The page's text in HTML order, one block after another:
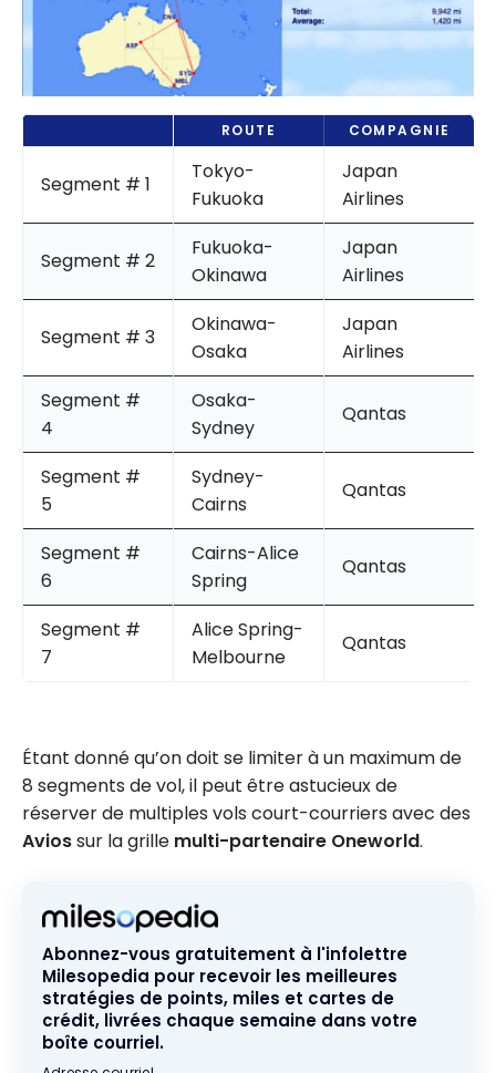
ROUTE COMPAGNIE
Segment # 1
Tokyo-
Fukuoka
Japan
Airlines
Segment # 2
Fukuoka-
Okinawa
Japan
Airlines
Segment # 3
Okinawa-
Osaka
Japan
Airlines
Segment #
4
Osaka-
Sydney
Qantas
Segment #
5
Sydney-
Cairns
Qantas
Segment #
6
Cairns-Alice
Spring
Qantas
Segment #
7
Alice Spring-
Melbourne
Qantas
Étant donné qu’on doit se limiter à un maximum de
8 segments de vol, il peut être astucieux de
réserver de multiples vols court-courriers avec des
Aviossur la grille multi-partenaire Oneworld.
Abonnez-vous gratuitement à l'infolettre
Milesopedia pour recevoir les meilleures
stratégies de points, miles et cartes de
crédit, livrées chaque semaine dans votre
boîte courriel.